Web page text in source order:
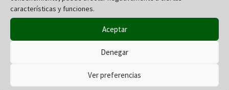
características y funciones.
Aceptar
Denegar
Ver preferencias